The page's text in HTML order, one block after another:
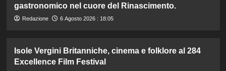
gastronomico nel cuore del Rinascimento.
Redazione 6 Agosto 2026 : 18:05
Isole Vergini Britanniche, cinema e folklore al 284
Excellence Film Festival